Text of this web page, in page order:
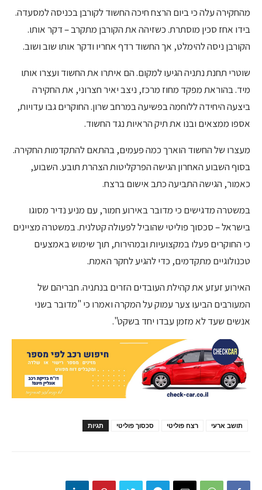
מהחקירה עלה כי ביום הרצח חיכה החשוד לקורבן בכניסה למסעדה.
בידו אחז סכין מוסתרת. כשזיהה את הקורבן מתקרב – דקר אותו.
הקורבן ניסה להימלט, אך החשוד רדף אחריו ודקר אותו שוב ושוב.
שוטרי תחנת נתניה הגיעו למקום. הם איתרו את החשוד ועצרו אותו
מיד. בהוראת מפקד מחוז מרכז, ניצב יאיר חצרוני, את החקירה
ביצעה היחידה ללוחמה בפשיעה במרחב שרון. החוקרים גבו עדויות,
אספו ממצאים ובנו את תיק הראיות נגד החשוד.
מעצרו של החשוד הוארך כמה פעמים, בהתאם להתקדמות החקירה.
בסוף השבוע האחרון הגישה הפרקליטות הצהרת תובע. השבוע,
כאמור, הגישה התביעה כתב אישום ברצח.
במשטרה מדגישים כי מדובר באירוע חמור, עם מניע נדיר מסוגו
בישראל – סכסוך פוליטי שהוביל לפעולה קטלנית. במשטרה מציינים
כי החוקרים פעלו במקצועיות ובמהירות, תוך שימוש באמצעים
טכנולוגיים מתקדמים, כדי להגיע לחקר האמת.
האירוע זעזע את קהילת העובדים הזרים בנתניה. חבריהם של
המעורבים הביעו צער עמוק על המקרה ואמרו כי "מדובר בשני
אנשים שעד לא מזמן עבדו יחד בשקט".
תגיות סכסוך פוליטי רצח פוליטי תושב ארעי